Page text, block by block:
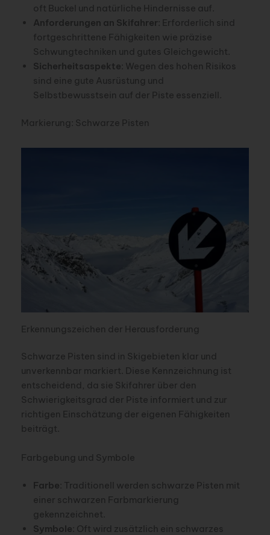
oft Buckel und natürliche Hindernisse auf.
Anforderungen an Skifahrer : Erforderlich sind
fortgeschrittene Fähigkeiten wie präzise
Schwungtechniken und gutes Gleichgewicht.
Sicherheitsaspekte : Wegen des hohen Risikos
sind eine gute Ausrüstung und
Selbstbewusstsein auf der Piste essenziell.
Markierung: Schwarze Pisten
Erkennungszeichen der Herausforderung
Schwarze Pisten sind in Skigebieten klar und
unverkennbar markiert. Diese Kennzeichnung ist
entscheidend, da sie Skifahrer über den
Schwierigkeitsgrad der Piste informiert und zur
richtigen Einschätzung der eigenen Fähigkeiten
beiträgt.
Farbgebung und Symbole
Farbe : Traditionell werden schwarze Pisten mit
einer schwarzen Farbmarkierung
gekennzeichnet.
Symbole : Oft wird zusätzlich ein schwarzes